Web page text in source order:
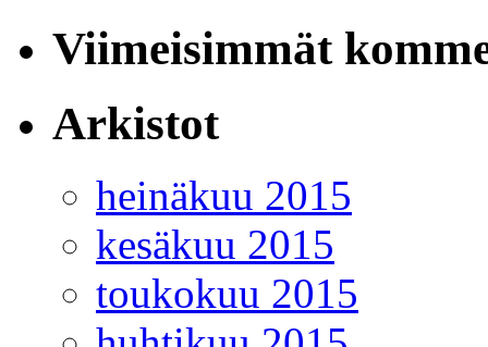
Viimeisimmät
Arkistot
heinäkuu 2015
kesäkuu 2015
toukokuu 2015